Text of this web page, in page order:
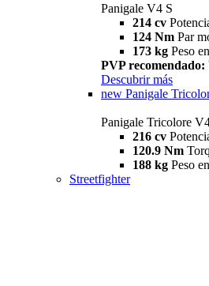
Panigale V4 S
214 cv
124 Nm Par
173 kg Peso
PVP recomendado:
Descubrir más
new Panigale
Panigale Tricolore
216 cv
120.9 Nm
188 kg Peso
Streetfighter